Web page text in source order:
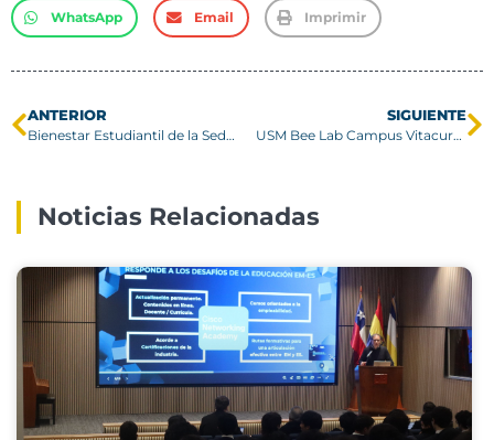
WhatsApp Email Imprimir
ANTERIOR
Bienestar Estudiantil de la Sede Concepción resuelve dudas en hall central
SIGUIENTE
USM Bee Lab Campus Vitacura realiza exitoso primer ciclo de visitas escolares
Noticias Relacionadas